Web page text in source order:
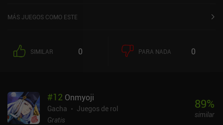
MÁS JUEGOS COMO ESTE
SIMILAR 0 PARA NADA 0
#12 Onmyoji
Gacha
Juegos de rol
Gratis
89%
similar